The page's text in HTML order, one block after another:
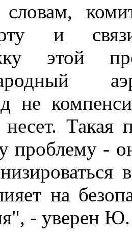
и
этой
не
Такая
проблему -
на
- уверен